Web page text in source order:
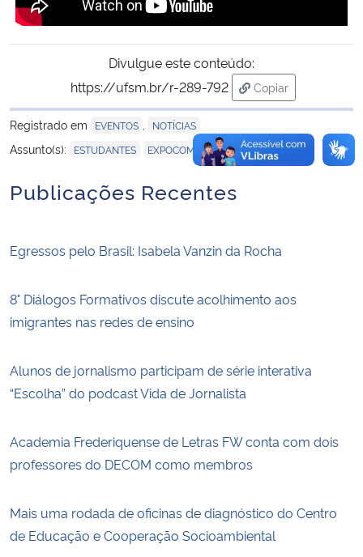
Divulgue este conteúdo:
https://ufsm.br/r-289-792
Copiar
para área de
Registrado em
EVENTOS NOTÍCIAS
Assunto(s): ESTUDANTES EXPOCOM INTERCOM , PRÊMIO
Publicações Recentes
Egressos pelo Brasil: Isabela Vanzin da Rocha
8° Diálogos Formativos discute acolhimento aos
imigrantes nas redes de ensino
Alunos de jornalismo participam de série interativa
“Escolha” do podcast Vida de Jornalista
Academia Frederiquense de Letras FW conta com dois
professores do DECOM como membros
Mais uma rodada de oficinas de diagnóstico do Centro
de Educação e Cooperação Socioambiental